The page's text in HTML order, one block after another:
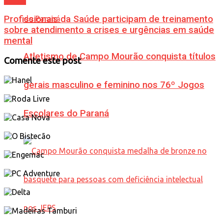
Atletismo de Campo Mourão conquista títulos
gerais masculino e feminino nos 76º Jogos
Escolares do Paraná
Profissionais da Saúde participam de treinamento
sobre atendimento a crises e urgências em saúde
mental
Comente este post